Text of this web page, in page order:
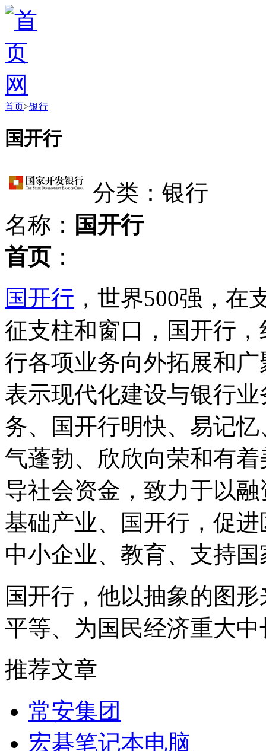
首页>银行
国开行
分类：银行
名称： 国开行
首页 ：
国开行 ，世界500强，
征支柱和窗口，国开行
行各项业务向外拓展和
表示现代化建设与银行
务、国开行明快、易记
气蓬勃、欣欣向荣和有
导社会资金，致力于以
基础产业、国开行，促
中小企业、教育、支持
国开行，他以抽象的图
平等、为国民经济重大
推荐文章
常安集团
宏碁笔记本电脑